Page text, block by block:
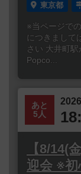
東京都
※当ページで
につきまして
さい 大井町
Popco...
あと
5人
2026
【8/14(
迎会 ※